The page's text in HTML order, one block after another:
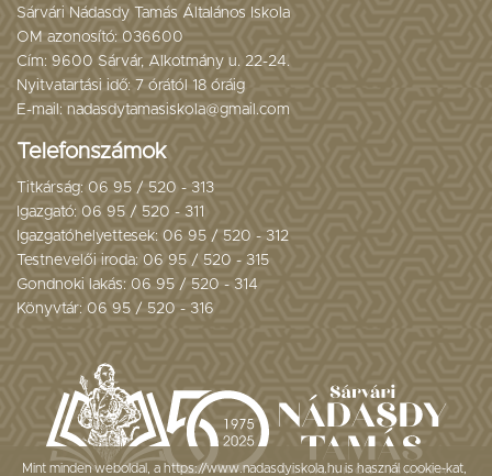
Sárvári Nádasdy Tamás Általános Iskola
OM azonosító: 036600
Cím: 9600 Sárvár, Alkotmány u. 22-24.
Nyitvatartási idő: 7 órától 18 óráig
E-mail: nadasdytamasiskola@gmail.com
Telefonszámok
Titkárság: 06 95 / 520 - 313
Igazgató: 06 95 / 520 - 311
Igazgatóhelyettesek: 06 95 / 520 - 312
Testnevelői iroda: 06 95 / 520 - 315
Gondnoki lakás: 06 95 / 520 - 314
Könyvtár: 06 95 / 520 - 316
Mint minden weboldal, a https://www.nadasdyiskola.hu is használ cookie-kat,